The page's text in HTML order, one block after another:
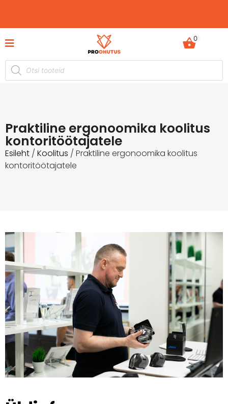
Ohutusjuhendid hetkel -50% soodustusega!
0
Praktiline ergonoomika koolitus
kontoritöötajatele
Esileht / Koolitus / Praktiline ergonoomika koolitus
kontoritöötajatele